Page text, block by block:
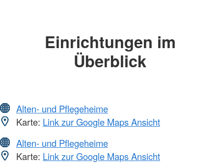
Einrichtungen im
Überblick
Alten- und Pflegeheime
Karte: Link zur Google Maps Ansicht
Alten- und Pflegeheime
Karte: Link zur Google Maps Ansicht